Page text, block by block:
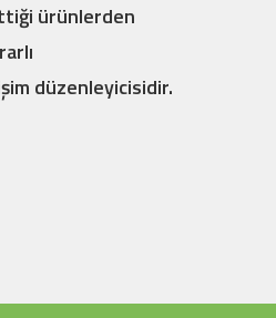
ürünlerden
düzenleyicisidir.